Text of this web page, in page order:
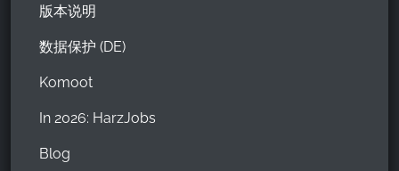
版本说明
数据保护 (DE)
Komoot
In 2026: HarzJobs
Blog